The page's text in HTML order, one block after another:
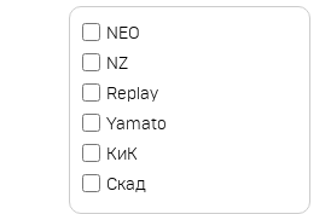
NEO
NZ
Replay
Yamato
КиК
Скад